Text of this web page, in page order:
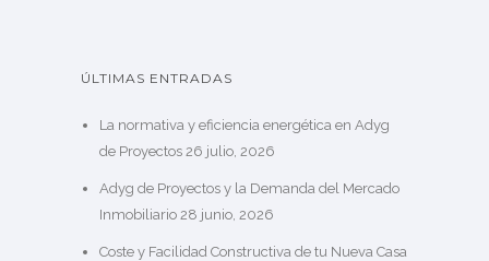
ÚLTIMAS ENTRADAS
La normativa y eficiencia energética en Adyg
de Proyectos 26 julio, 2026
Adyg de Proyectos y la Demanda del Mercado
Inmobiliario 28 junio, 2026
Coste y Facilidad Constructiva de tu Nueva Casa